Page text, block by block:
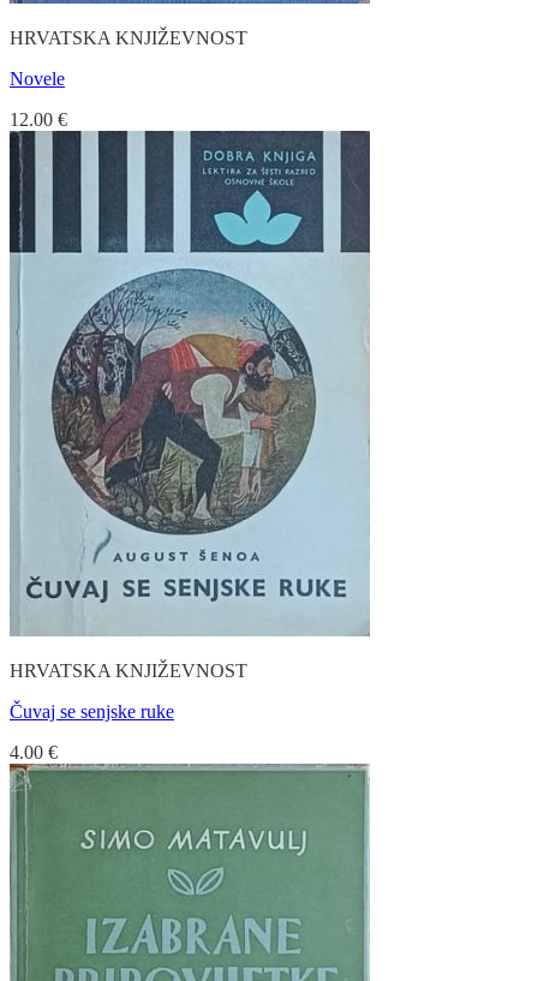
HRVATSKA KNJIŽEVNOST
Novele
12.00 €
HRVATSKA KNJIŽEVNOST
Čuvaj se senjske ruke
4.00 €